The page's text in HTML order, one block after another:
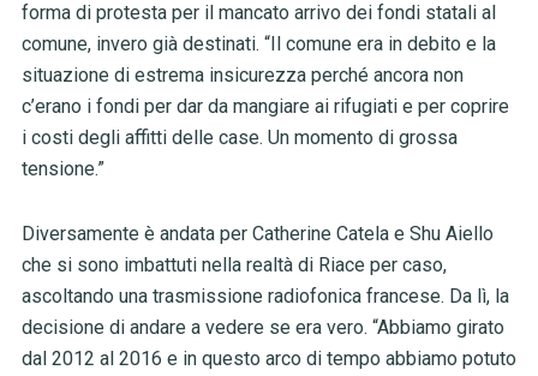
forma di protesta per il mancato arrivo dei fondi statali al
comune, invero già destinati. “Il comune era in debito e la
situazione di estrema insicurezza perché ancora non
c’erano i fondi per dar da mangiare ai rifugiati e per coprire
i costi degli affitti delle case. Un momento di grossa
tensione.”
Diversamente è andata per Catherine Catela e Shu Aiello
che si sono imbattuti nella realtà di Riace per caso,
ascoltando una trasmissione radiofonica francese. Da lì, la
decisione di andare a vedere se era vero. “Abbiamo girato
dal 2012 al 2016 e in questo arco di tempo abbiamo potuto